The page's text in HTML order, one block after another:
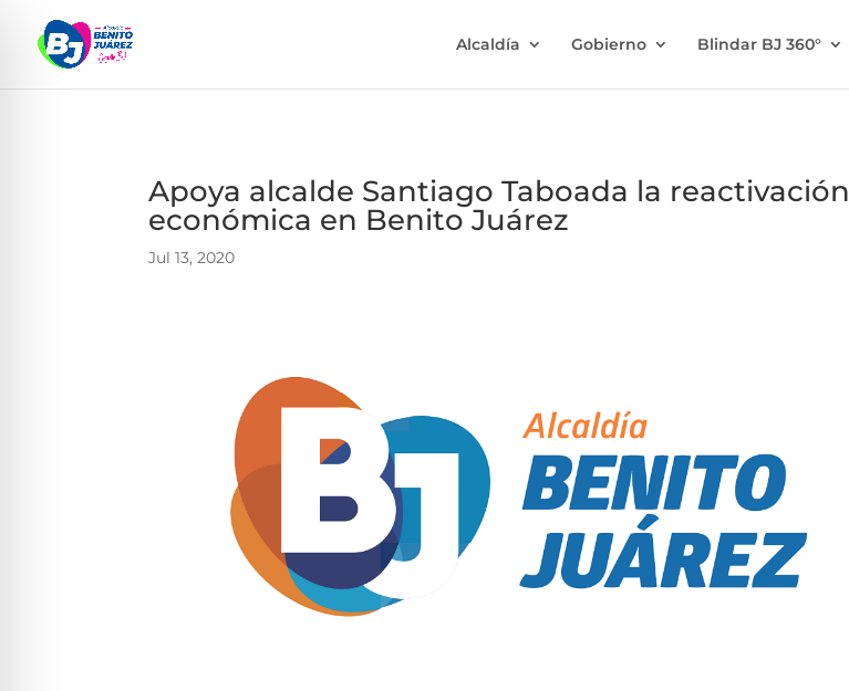
Alcaldía Gobierno Blindar BJ 360°
Apoya alcalde Santiago Taboada la reactivación
económica en Benito Juárez
Jul 13, 2020